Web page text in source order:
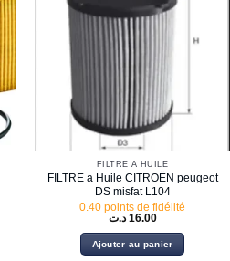
FILTRE À HUILE
FILTRE a Huile CITROËN peugeot
DS misfat L104
0.40 points de fidélité
16.00 د.ت
Ajouter au panier